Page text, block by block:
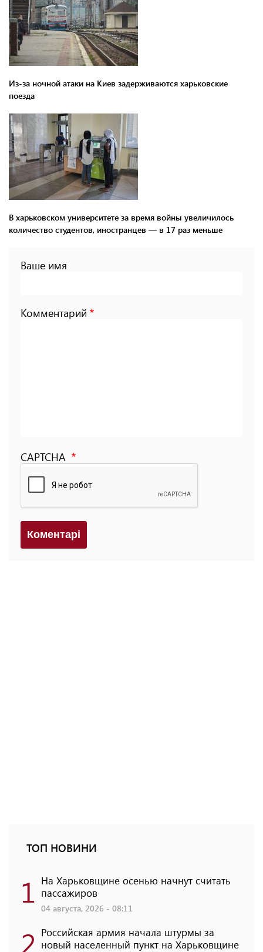
Из-за ночной атаки на Киев задерживаются харьковские
поезда
В харьковском университете за время войны увеличилось
количество студентов, иностранцев — в 17 раз меньше
Ваше имя
Комментарий
CAPTCHA
Коментарi
ТОП НОВИНИ
1 На Харьковщине осенью начнут считать
пассажиров
04 августа, 2026 - 08:11
2 Российская армия начала штурмы за
новый населенный пункт на Харьковщине